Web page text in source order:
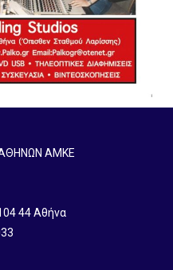
ΑΘΗΝΩΝ ΑΜΚΕ
44 Αθήνα